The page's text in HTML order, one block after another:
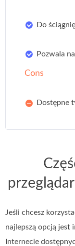
Do
Pozwala
Cons
Dostępne
Jeśli chcesz
najlepszą opcją jest
Internecie